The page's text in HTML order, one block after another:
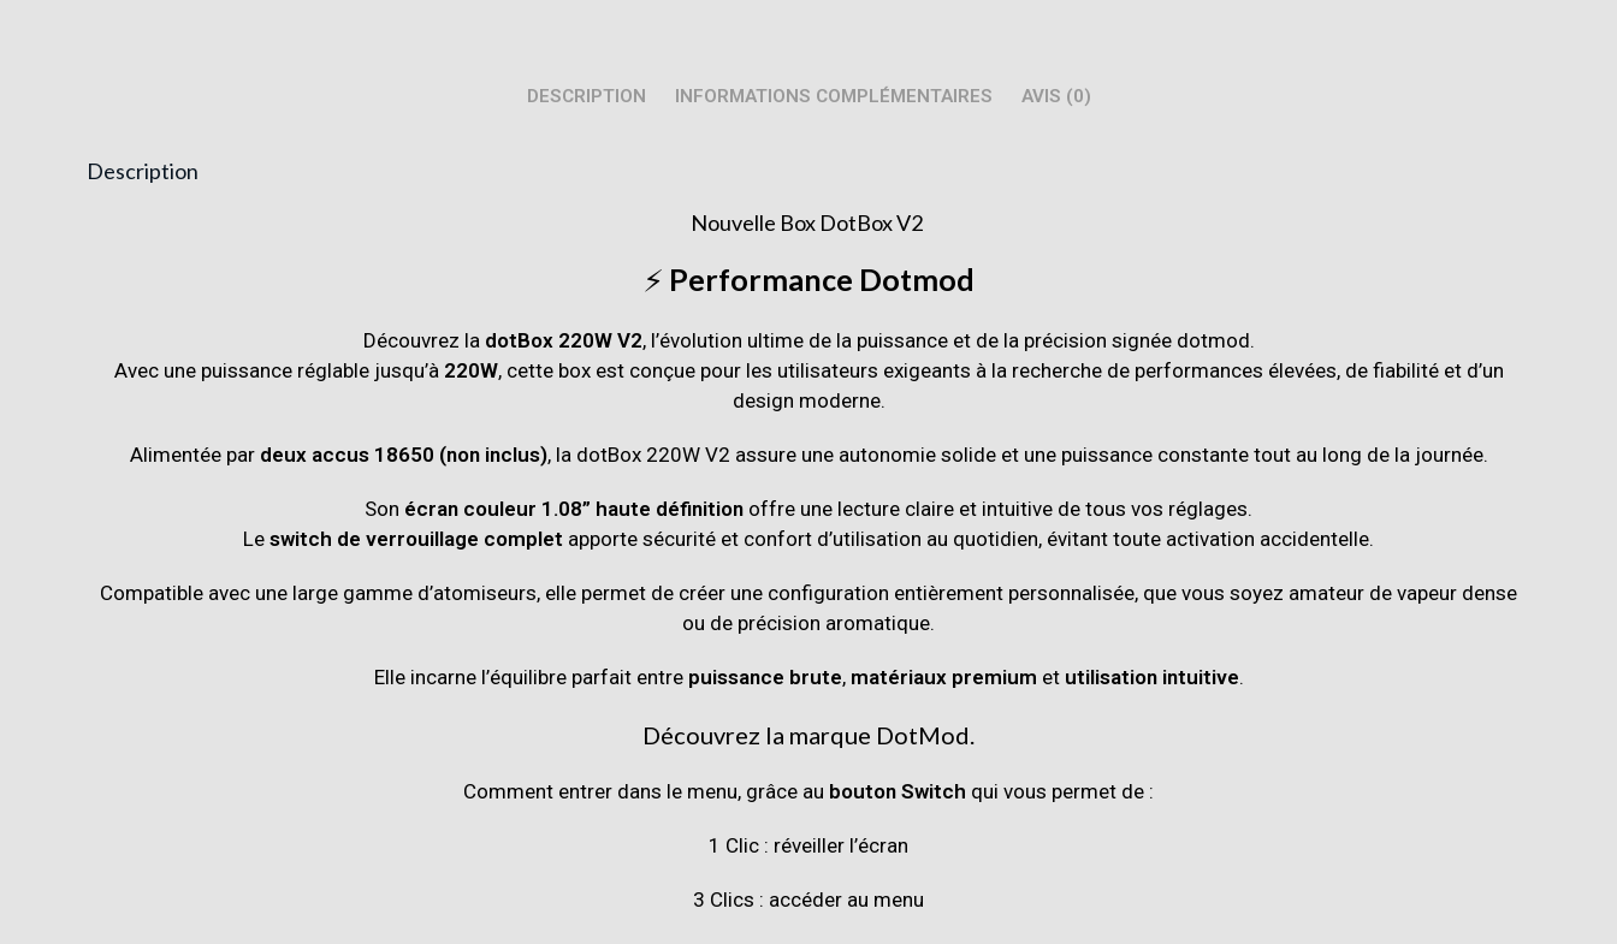
DESCRIPTION INFORMATIONS COMPLÉMENTAIRES AVIS (0)
Description
Nouvelle Box DotBox V2
⚡ Performance Dotmod
Découvrez la dotBox 220W V2, l’évolution ultime de la puissance et de la précision signée dotmod.
Avec une puissance réglable jusqu’à 220W, cette box est conçue pour les utilisateurs exigeants à la recherche de performances élevées, de fiabilité et d’un
design moderne.
Alimentée par deux accus 18650 (non inclus), la dotBox 220W V2 assure une autonomie solide et une puissance constante tout au long de la journée.
Son écran couleur 1.08” haute définition offre une lecture claire et intuitive de tous vos réglages.
Le switch de verrouillage complet apporte sécurité et confort d’utilisation au quotidien, évitant toute activation accidentelle.
Compatible avec une large gamme d’atomiseurs, elle permet de créer une configuration entièrement personnalisée, que vous soyez amateur de vapeur dense
ou de précision aromatique.
Elle incarne l’équilibre parfait entre puissance brute, matériaux premium et utilisation intuitive.
Découvrez la marque DotMod.
Comment entrer dans le menu, grâce au bouton Switch qui vous permet de :
1 Clic : réveiller l’écran
3 Clics : accéder au menu